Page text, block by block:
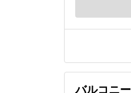
バルコニー